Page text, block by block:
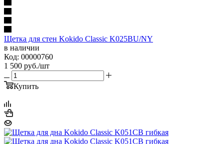
Щетка для стен Kokido Classic K025BU/NY
в наличии
Код: 00000760
1 500 руб./шт
Купить